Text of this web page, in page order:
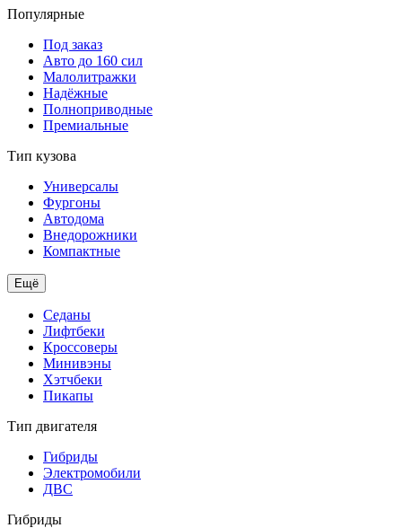
Популярные
Под заказ
Авто до 160 сил
Малолитражки
Надёжные
Полноприводные
Премиальные
Тип кузова
Универсалы
Фургоны
Автодома
Внедорожники
Компактные
Ещё
Седаны
Лифтбеки
Кроссоверы
Минивэны
Хэтчбеки
Пикапы
Тип двигателя
Гибриды
Электромобили
ДВС
Гибриды